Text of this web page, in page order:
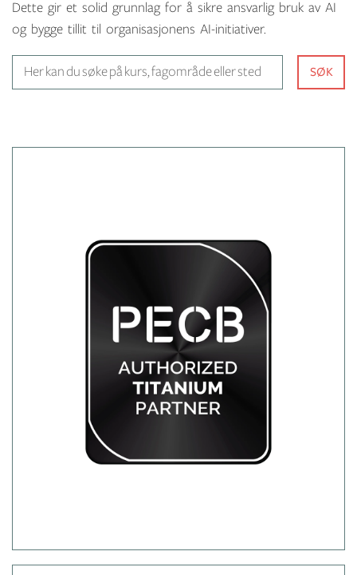
Dette gir et solid grunnlag for å sikre ansvarlig bruk av AI
og bygge tillit til organisasjonens AI-initiativer.
Her kan du søke på kurs,
SØK